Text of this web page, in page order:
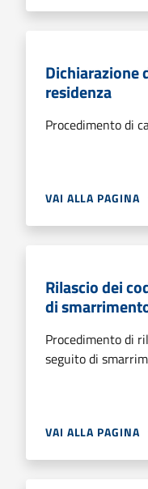
Dichiarazione
residenza
Procedimento di
VAI ALLA PAGINA
Rilascio dei
di
Procedimento di
seguito di
VAI ALLA PAGINA